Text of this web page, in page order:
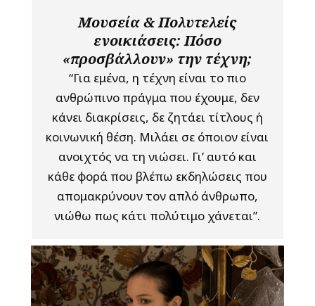
Μουσεία & Πολυτελείς
ενοικιάσεις: Πόσο
«προσβάλλουν» την τέχνη;
“Για εμένα, η τέχνη είναι το πιο
ανθρώπινο πράγμα που έχουμε, δεν
κάνει διακρίσεις, δε ζητάει τίτλους ή
κοινωνική θέση. Μιλάει σε όποιον είναι
ανοιχτός να τη νιώσει. Γι’ αυτό και
κάθε φορά που βλέπω εκδηλώσεις που
απομακρύνουν τον απλό άνθρωπο,
νιώθω πως κάτι πολύτιμο χάνεται”.